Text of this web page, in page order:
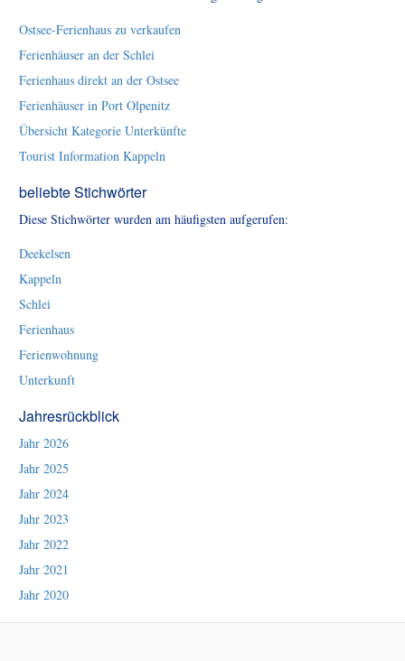
Ostsee-Ferienhaus zu verkaufen
Ferienhäuser an der Schlei
Ferienhaus direkt an der Ostsee
Ferienhäuser in Port Olpenitz
Übersicht Kategorie Unterkünfte
Tourist Information Kappeln
beliebte Stichwörter
Diese Stichwörter wurden am häufigsten aufgerufen:
Deekelsen
Kappeln
Schlei
Ferienhaus
Ferienwohnung
Unterkunft
Jahresrückblick
Jahr 2026
Jahr 2025
Jahr 2024
Jahr 2023
Jahr 2022
Jahr 2021
Jahr 2020